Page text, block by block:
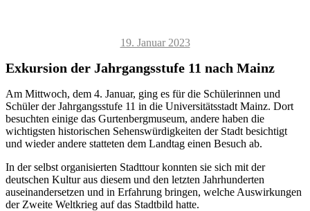
Veröffentlicht
19. Januar 2023
Exkursion der Jahrgangsstufe 11 nach Mainz
Am Mittwoch, dem 4. Januar, ging es für die Schülerinnen und
Schüler der Jahrgangsstufe 11 in die Universitätsstadt Mainz. Dort
besuchten einige das Gurtenbergmuseum, andere haben die
wichtigsten historischen Sehenswürdigkeiten der Stadt besichtigt
und wieder andere statteten dem Landtag einen Besuch ab.
In der selbst organisierten Stadttour konnten sie sich mit der
deutschen Kultur aus diesem und den letzten Jahrhunderten
auseinandersetzen und in Erfahrung bringen, welche Auswirkungen
der Zweite Weltkrieg auf das Stadtbild hatte.